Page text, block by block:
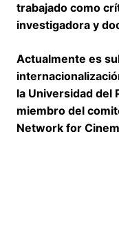
trabajado como
investigadora y
Actualmente es
la Universidad del
miembro del
Network for